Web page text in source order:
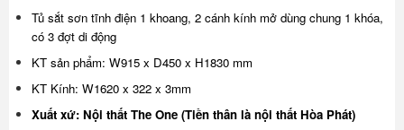
Tủ sắt sơn tĩnh điện 1 khoang, 2 cánh kính mở dùng chung 1 khóa,
có 3 đợt di động
KT sản phẩm: W915 x D450 x H1830 mm
KT Kính: W1620 x 322 x 3mm
Xuất xứ: Nội thất The One (Tiền thân là nội thất Hòa Phát)